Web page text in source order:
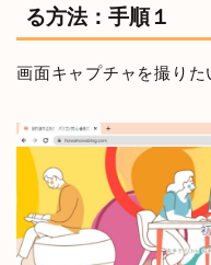
る方法：手順１
画面キャプチャを撮りた